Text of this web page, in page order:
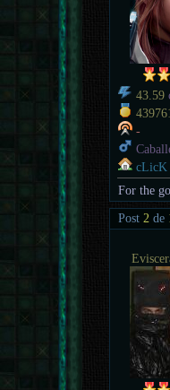
43.59
-
cLicK
For the
Post2 de